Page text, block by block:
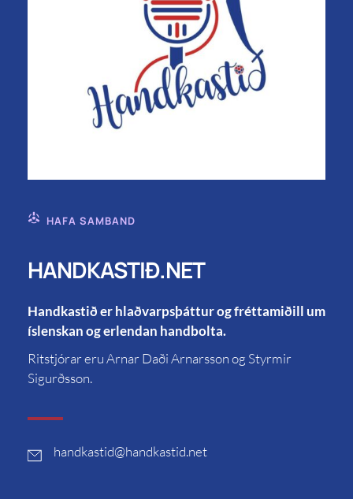
HAFA SAMBAND
HANDKASTIÐ.NET
Handkastið er hlaðvarpsþáttur og fréttamiðill um
íslenskan og erlendan handbolta.
Ritstjórar eru Arnar Daði Arnarsson og Styrmir
Sigurðsson.
handkastid@handkastid.net